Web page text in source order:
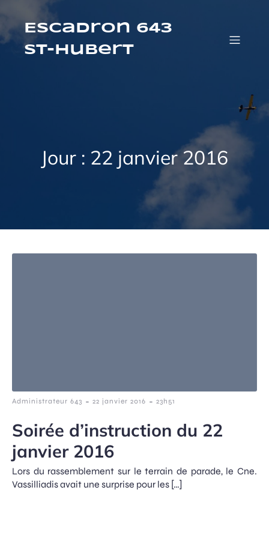
contenuEscadron 643
St-Hubert
Jour : 22 janvier 2016
Administrateur 643 - 22 janvier 2016 - 23h51
Soirée d’instruction du 22
janvier 2016
Lors du rassemblement sur le terrain de parade, le Cne.
Vassilliadis avait une surprise pour les […]